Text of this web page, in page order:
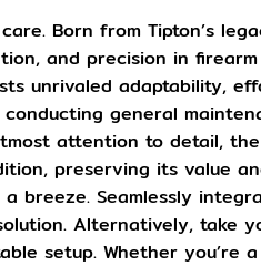
Born from Tipton’s
and precision in
unrivaled adaptability,
general
attention to detail, the
preserving its value
breeze. Seamlessly
Alternatively, take
setup. Whether you’re